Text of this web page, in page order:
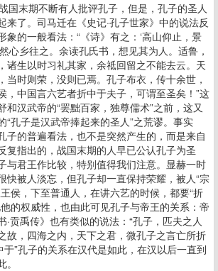
国末期不断有人批评孔子，但是，孔子的圣人
来了。司马迁在《史记·孔子世家》中的说法反
象的一般看法：“《诗》有之：‘高山仰止，景
心乡往之。余读孔氏书，想见其为人。适鲁，
诸生以时习礼其家，余祗回留之不能去云。天
当时则荣，没则已焉。孔子布衣，传十余世，
，中国言六艺者折中于夫子，可谓至圣矣！”这
和汉武帝的“罢黜百家，独尊儒术”之前，这又
“孔子是汉武帝捧起来的圣人”之荒谬。事实
子的普遍看法，也不是突然产生的，而是来自
复指出的，战国末期的人早已公认孔子为圣
与君王作比较，特别值得我们注意。显赫一时
快被人淡忘，但孔子却一直保持荣耀，被人“宗
侯，下至普通人，在讲六艺的时候，都要“折
的权威性，也由此可见孔子与帝王的关系：帝
·贡禹传》也有类似的说法：“孔子，匹夫之人
故，四海之内，天下之君，微孔子之言亡所折
于”孔子的关系在汉代是如此，在汉以后一直到